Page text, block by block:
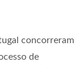
concorreram
de